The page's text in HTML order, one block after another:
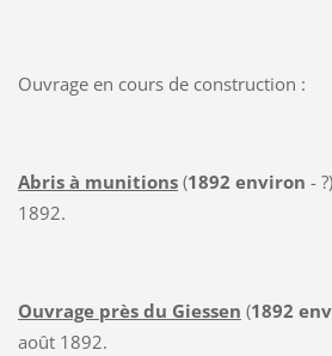
Ouvrage en cours de construction :
Abris à munitions(1892 environ -
1892.
Ouvrage près du Giessen (1892
août 1892.